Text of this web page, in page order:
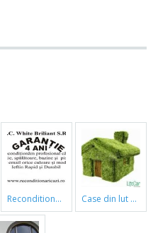
reconditionari cazi de baie case din lut si paie